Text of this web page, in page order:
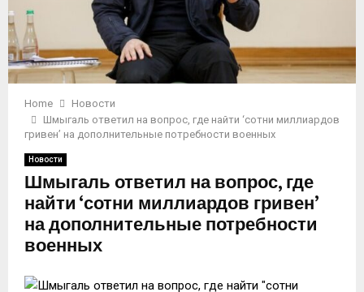
Home
Новости
Шмыгаль ответил на вопрос, где найти ‘сотни миллиардов
гривен’ на дополнительные потребности военных
Новости
Шмыгаль ответил на вопрос, где
найти ‘сотни миллиардов гривен’
на дополнительные потребности
военных